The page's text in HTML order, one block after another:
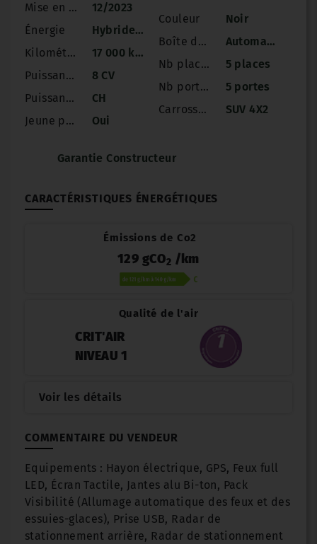
Mise en circulation
12/2023
Énergie
Hybride Essence
Kilométrage
17 000 km
Puissance
8 CV
Puissance réelle
CH
Jeune permis
Oui
Couleur
Noir
Boîte de vitesse
Automatique
Nb places
5 places
Nb portes
5 portes
Carrosserie
SUV 4X2
Garantie Constructeur
CARACTÉRISTIQUES ÉNERGÉTIQUES
Émissions de Co2
129 gCO2 /km
Qualité de l'air
CRIT'AIR
NIVEAU 1
Voir les détails
COMMENTAIRE DU VENDEUR
Equipements : Hayon électrique, GPS, Feux full
LED, Écran Tactile, Jantes alu Bi-ton, Pack
Visibilité (Allumage automatique des feux et des
essuies-glaces), Prise USB, Radar de
stationnement arrière, Radar de stationnement